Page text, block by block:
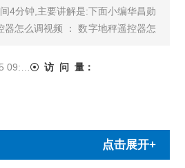
4分钟,主要讲解是:下面小编华昌勋
器怎么调视频 ： 数字地秤遥控器怎
，距离传感器旁462米以内就......
访 问 量：
点击展开+